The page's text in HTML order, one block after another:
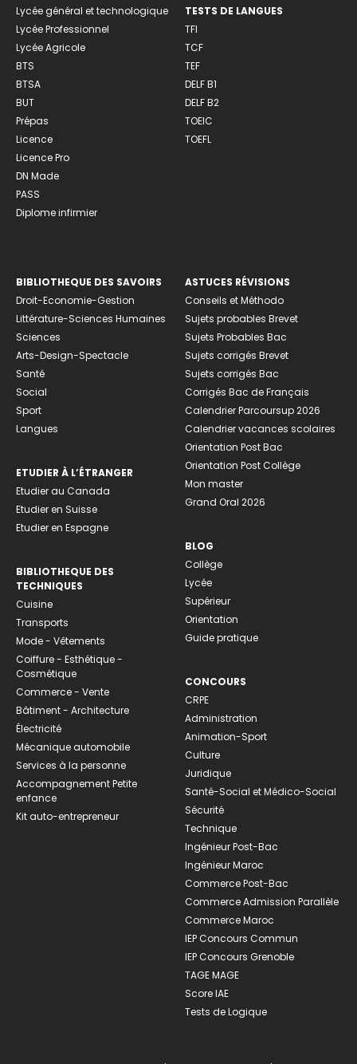
Lycée général et technologique
Lycée Professionnel
Lycée Agricole
BTS
BTSA
BUT
Prépas
Licence
Licence Pro
DN Made
PASS
Diplome infirmier
TESTS DE LANGUES
TFI
TCF
TEF
DELF B1
DELF B2
TOEIC
TOEFL
BIBLIOTHEQUE DES SAVOIRS
Droit-Economie-Gestion
Littérature-Sciences Humaines
Sciences
Arts-Design-Spectacle
Santé
Social
Sport
Langues
ETUDIER À L’ÉTRANGER
Etudier au Canada
Etudier en Suisse
Etudier en Espagne
BIBLIOTHEQUE DES
TECHNIQUES
Cuisine
Transports
Mode - Vêtements
Coiffure - Esthétique -
Cosmétique
Commerce - Vente
Bâtiment - Architecture
Électricité
Mécanique automobile
Services à la personne
Accompagnement Petite
enfance
Kit auto-entrepreneur
ASTUCES RÉVISIONS
Conseils et Méthodo
Sujets probables Brevet
Sujets Probables Bac
Sujets corrigés Brevet
Sujets corrigés Bac
Corrigés Bac de Français
Calendrier Parcoursup 2026
Calendrier vacances scolaires
Orientation Post Bac
Orientation Post Collège
Mon master
Grand Oral 2026
BLOG
Collège
Lycée
Supérieur
Orientation
Guide pratique
CONCOURS
CRPE
Administration
Animation-Sport
Culture
Juridique
Santé-Social et Médico-Social
Sécurité
Technique
Ingénieur Post-Bac
Ingénieur Maroc
Commerce Post-Bac
Commerce Admission Parallèle
Commerce Maroc
IEP Concours Commun
IEP Concours Grenoble
TAGE MAGE
Score IAE
Tests de Logique